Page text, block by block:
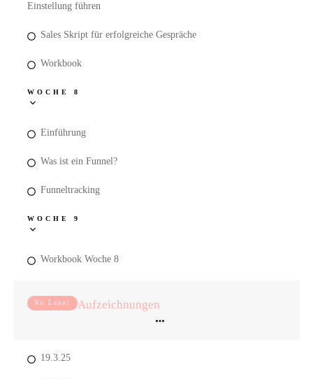
Einstellung führen
Sales Skript für erfolgreiche Gespräche
Workbook
WOCHE 8
Einführung
Was ist ein Funnel?
Funneltracking
WOCHE 9
Workbook Woche 8
No Label Aufzeichnungen
19.3.25